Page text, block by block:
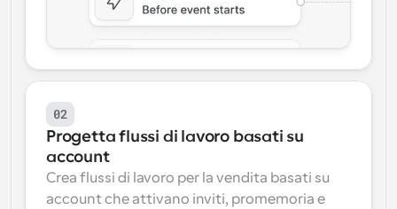
02
Progetta flussi di lavoro basati su
account
Crea flussi di lavoro per la vendita basati su
account che attivano inviti, promemoria e